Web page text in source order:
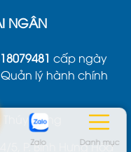
Zalo Danh mục
NGÂN
cấp ngày
lý hành chính
Hằng
5, P. Bình Hưng Hòa